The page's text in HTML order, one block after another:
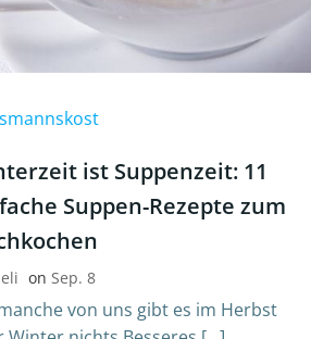
ist Suppenzeit: 11
Suppen-Rezepte zum
on Sep. 8
von uns gibt es im Herbst